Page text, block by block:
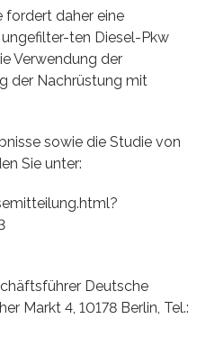
fordert daher eine
ten Diesel-Pkw
Verwendung der
der Nachrüstung mit
sowie die Studie von
Sie unter:
Deutsche
Markt 4, 10178 Berlin, Tel.: